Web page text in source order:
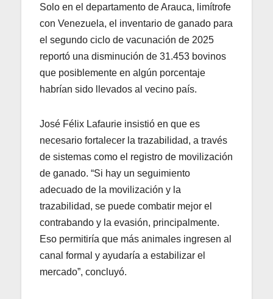
Solo en el departamento de Arauca, limítrofe
con Venezuela, el inventario de ganado para
el segundo ciclo de vacunación de 2025
reportó una disminución de 31.453 bovinos
que posiblemente en algún porcentaje
habrían sido llevados al vecino país.
José Félix Lafaurie insistió en que es
necesario fortalecer la trazabilidad, a través
de sistemas como el registro de movilización
de ganado. “Si hay un seguimiento
adecuado de la movilización y la
trazabilidad, se puede combatir mejor el
contrabando y la evasión, principalmente.
Eso permitiría que más animales ingresen al
canal formal y ayudaría a estabilizar el
mercado”, concluyó.